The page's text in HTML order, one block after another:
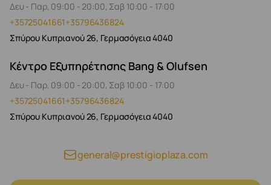
Δευ - Παρ, 09:00 - 20:00, Σαβ 10:00 - 17:00
+35725041661+35796436824
Σπύρου Κυπριανού 26, Γερμασόγεια 4040
Κέντρο Εξυπηρέτησης Bang & Olufsen
Δευ - Παρ, 09:00 - 20:00, Σαβ 10:00 - 17:00
+35725041661+35796436824
Σπύρου Κυπριανού 26, Γερμασόγεια 4040
general@prestigioplaza.com